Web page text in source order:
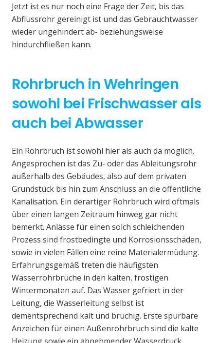
Jetzt ist es nur noch eine Frage der Zeit, bis das
Abflussrohr gereinigt ist und das Gebrauchtwasser
wieder ungehindert ab- beziehungsweise
hindurchfließen kann.
Rohrbruch in Wehringen
sowohl bei Frischwasser als
auch bei Abwasser
Ein Rohrbruch ist sowohl hier als auch da möglich.
Angesprochen ist das Zu- oder das Ableitungsrohr
außerhalb des Gebäudes, also auf dem privaten
Grundstück bis hin zum Anschluss an die öffentliche
Kanalisation. Ein derartiger Rohrbruch wird oftmals
über einen langen Zeitraum hinweg gar nicht
bemerkt. Anlässe für einen solch schleichenden
Prozess sind frostbedingte und Korrosionsschäden,
sowie in vielen Fällen eine reine Materialermüdung.
Erfahrungsgemäß treten die häufigsten
Wasserrohrbrüche in den kalten, frostigen
Wintermonaten auf. Das Wasser gefriert in der
Leitung, die Wasserleitung selbst ist
dementsprechend kalt und brüchig. Erste spürbare
Anzeichen für einen Außenrohrbruch sind die kalte